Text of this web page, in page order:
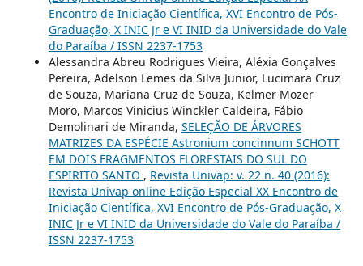
Encontro de Iniciação Científica, XVI Encontro de Pós-
Graduação, X INIC Jr e VI INID da Universidade do Vale
do Paraíba / ISSN 2237-1753
Alessandra Abreu Rodrigues Vieira, Aléxia Gonçalves
Pereira, Adelson Lemes da Silva Junior, Lucimara Cruz
de Souza, Mariana Cruz de Souza, Kelmer Mozer
Moro, Marcos Vinicius Winckler Caldeira, Fábio
Demolinari de Miranda, SELEÇÃO DE ÁRVORES
MATRIZES DA ESPÉCIE Astronium concinnum SCHOTT
EM DOIS FRAGMENTOS FLORESTAIS DO SUL DO
ESPIRITO SANTO , Revista Univap: v. 22 n. 40 (2016):
Revista Univap online Edição Especial XX Encontro de
Iniciação Científica, XVI Encontro de Pós-Graduação, X
INIC Jr e VI INID da Universidade do Vale do Paraíba /
ISSN 2237-1753